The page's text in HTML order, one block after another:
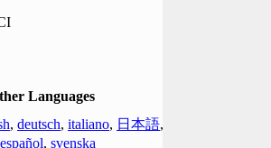
Languages
, deutsch, italiano, 日本語,
español, svenska